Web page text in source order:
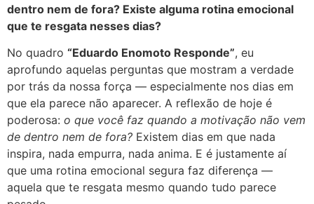
dentro nem de fora? Existe alguma rotina emocional
que te resgata nesses dias?
No quadro “Eduardo Enomoto Responde”, eu
aprofundo aquelas perguntas que mostram a verdade
por trás da nossa força — especialmente nos dias em
que ela parece não aparecer. A reflexão de hoje é
poderosa: o que você faz quando a motivação não vem
de dentro nem de fora? Existem dias em que nada
inspira, nada empurra, nada anima. E é justamente aí
que uma rotina emocional segura faz diferença —
aquela que te resgata mesmo quando tudo parece